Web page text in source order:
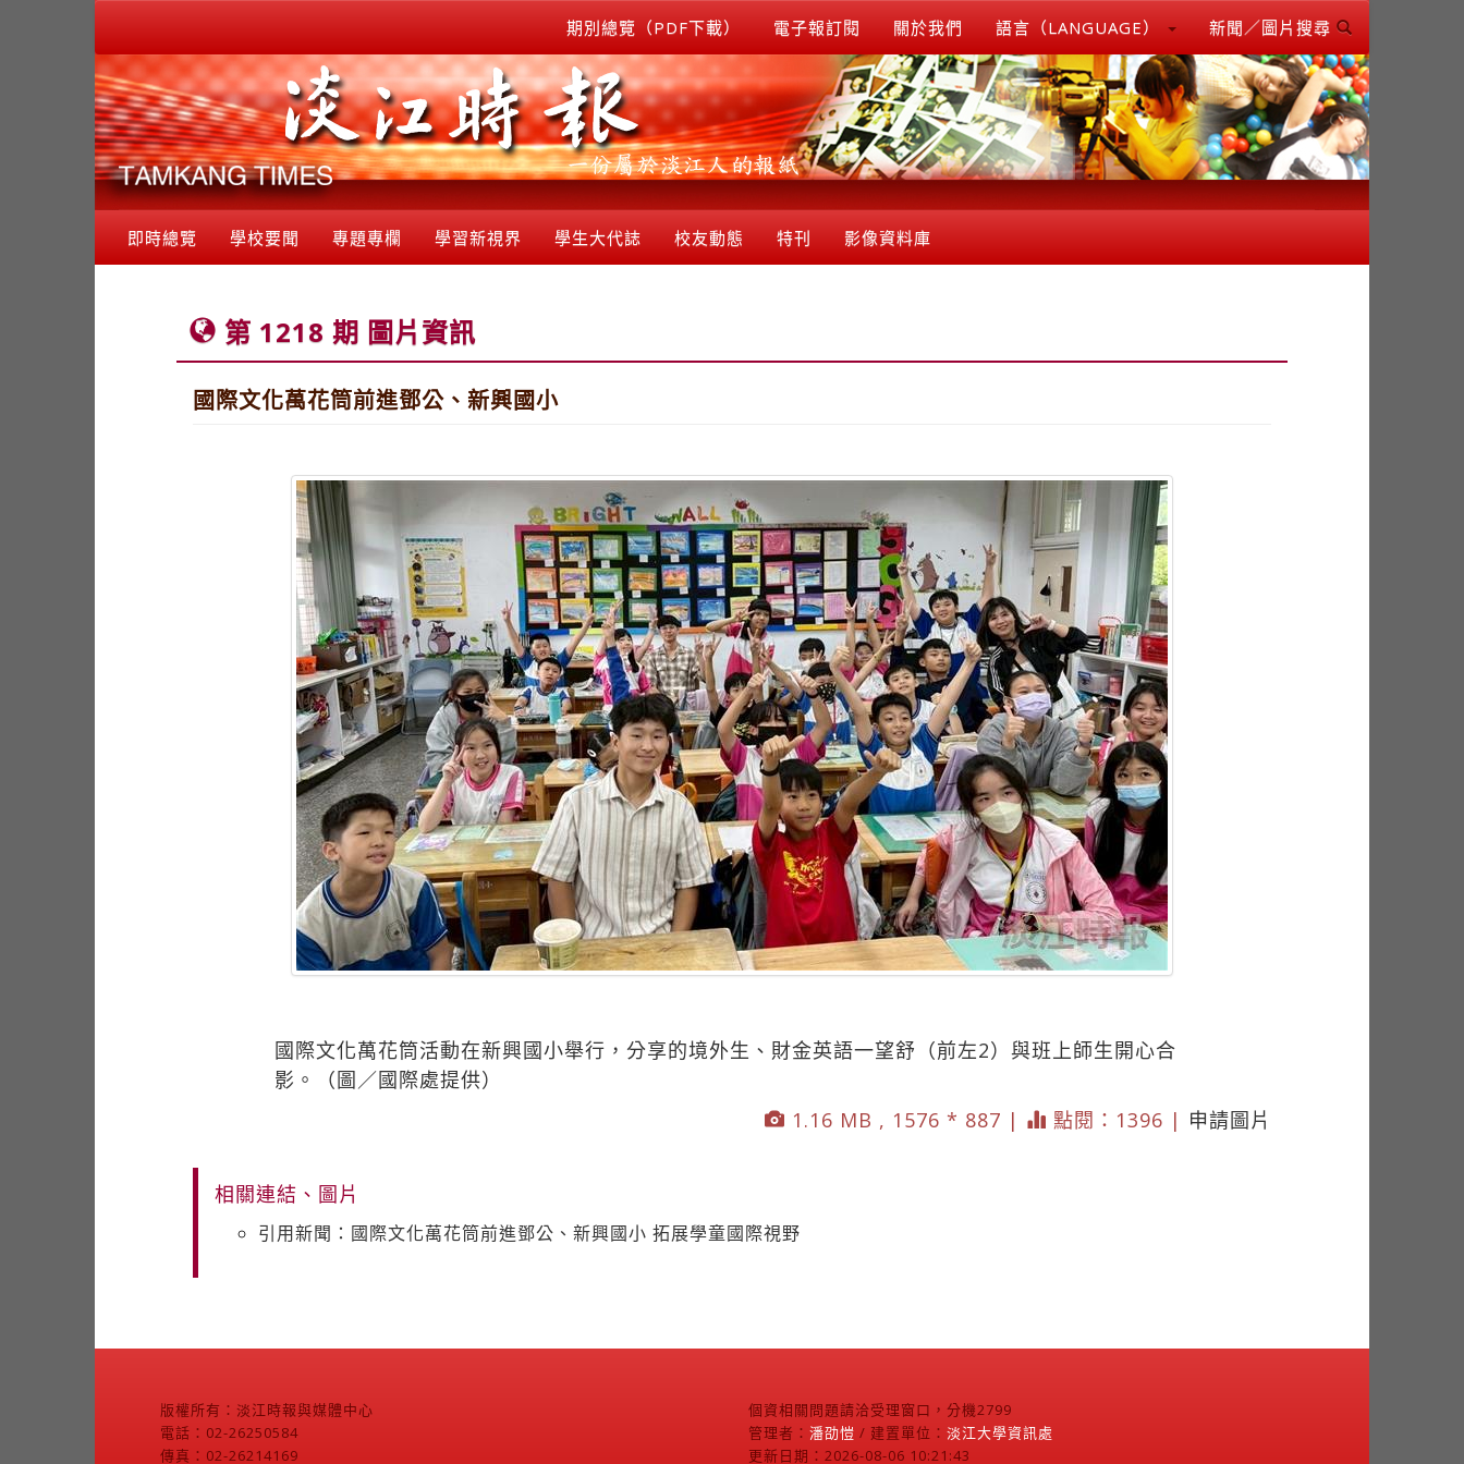
期別總覽（PDF下載） 電子報訂閱 關於我們 語言（LANGUAGE） 新聞／圖片搜尋
即時總覽 學校要聞 專題專欄 學習新視界 學生大代誌 校友動態 特刊 影像資料庫
第 1218 期 圖片資訊
國際文化萬花筒前進鄧公、新興國小
國際文化萬花筒活動在新興國小舉行，分享的境外生、財金英語一望舒（前左2）與班上師生開心合
影。（圖／國際處提供）
1.16 MB , 1576 * 887 |
點閱：1396 | 申請圖片
相關連結、圖片
引用新聞：國際文化萬花筒前進鄧公、新興國小 拓展學童國際視野
版權所有：淡江時報與媒體中心
電話：02-26250584
傳真：02-26214169
個資相關問題請洽受理窗口，分機2799
管理者： 潘劭愷 / 建置單位： 淡江大學資訊處
更新日期：2026-08-06 10:21:43